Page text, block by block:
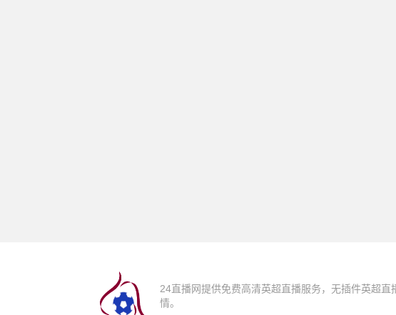
24直播网提供免费高清英超直播服务，无插件英超
情。